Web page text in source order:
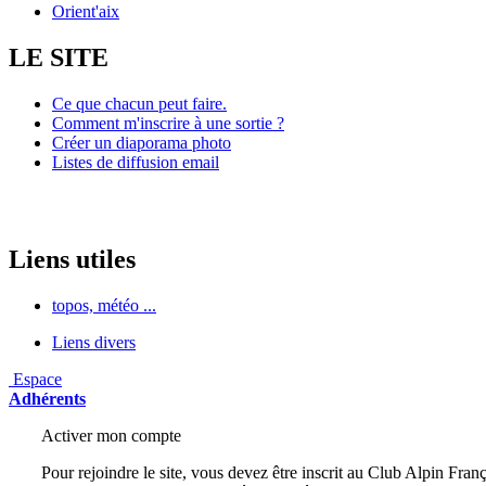
Orient'aix
LE SITE
Ce que chacun peut faire.
Comment m'inscrire à une sortie ?
Créer un diaporama photo
Listes de diffusion email
Liens utiles
topos, météo ...
Liens divers
Espace
Adhérents
Activer mon compte
Pour rejoindre le site, vous devez être inscrit au Club Alpin